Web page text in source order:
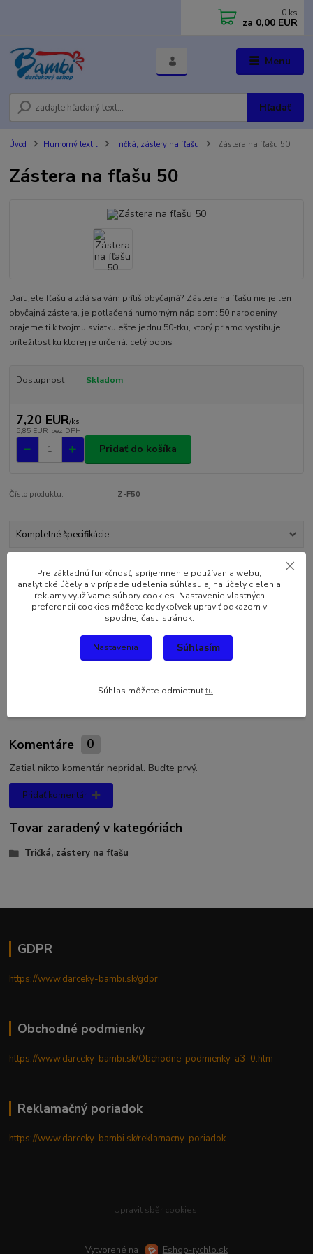
Menu
Hľadať
0 ks
za 0,00 EUR
Úvod Humorný textil Tričká, zástery na fľašu Zástera na fľašu 50
Zástera na fľašu 50
Darujete fľašu a zdá sa vám príliš obyčajná? Zástera na fľašu nie je len
obyčajná zástera, je potlačená humorným nápisom: 50 narodeniny
prajeme ti k tvojmu sviatku ešte jednu 50-tku, ktorý priamo vystihuje
príležitosť ku ktorej je určená. celý popis
Dostupnosť Skladom
7,20 EUR/ks
5,85 EUR bez DPH
Pridať do košíka
Číslo produktu: Z-F50
Kompletné špecifikácie
Komentáre 0
Kompletné špecifikácie
Darujete fľašu a zdá sa vám príliš obyčajná? Zástera na fľašu nie
je len obyčajná zástera, je potlačená humorným nápisom:
narodeniny prajeme ti k tvojmu sviatku ešte jednu 50-
Komentáre 0
Zatial nikto komentár nepridal. Buďte prvý.
Pridať komentár
Tovar zaradený v kategóriách
Tričká, zástery na fľašu
GDPR
https://www.darceky-bambi.sk/gdpr
Obchodné podmienky
https://www.darceky-bambi.sk/Obchodne-podmienky-a3_0.htm
Reklamačný poriadok
https://www.darceky-bambi.sk/reklamacny-poriadok
Upravit sběr cookies.
Vytvorené na Eshop-rychlo.sk
Pre základnú funkčnosť, spríjemnenie používania webu,
analytické účely a v prípade udelenia súhlasu aj na účely cielenia
reklamy využívame súbory cookies. Nastavenie vlastných
preferencií cookies môžete kedykoľvek upraviť odkazom v
spodnej časti stránok.
Nastavenia Súhlasím
Súhlas môžete odmietnuťtu.